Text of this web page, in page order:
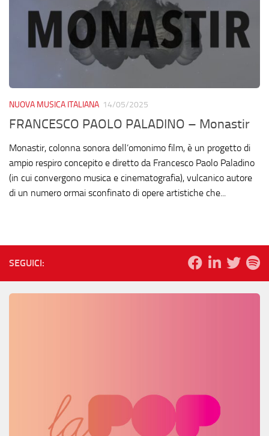
NUOVA MUSICA ITALIANA 14/05/2025
FRANCESCO PAOLO PALADINO – Monastir
Monastir, colonna sonora dell’omonimo film, è un progetto di
ampio respiro concepito e diretto da Francesco Paolo Paladino
(in cui convergono musica e cinematografia), vulcanico autore
di un numero ormai sconfinato di opere artistiche che...
SEGUICI: